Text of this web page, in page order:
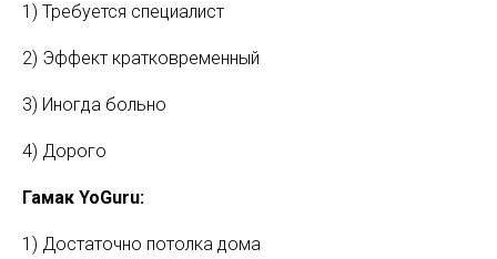
1) Требуется специалист
2) Эффект кратковременный
3) Иногда больно
4) Дорого
Гамак YoGuru:
1) Достаточно потолка дома